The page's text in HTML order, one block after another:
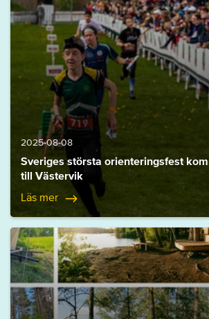
2025-08-08
Sveriges största orienteringsfest
till Västervik
Läs mer